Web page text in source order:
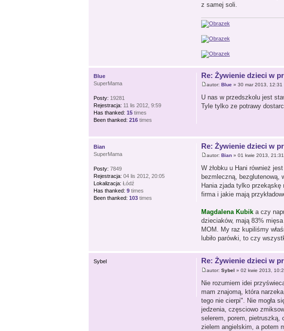
z samej soli.
Re: Żywienie dzieci w
autor: Blue» 30 mar 2013, 12:31
U nas w przedszkolu jest
Tyle tylko ze potrawy
Blue
SuperMama
Posty: 19281
Rejestracja: 11 lis 2012, 9:59
Has thanked: 15 times
Been thanked: 216 times
Re: Żywienie dzieci w
autor: Bian» 01 kwie 2013, 21:31
W żłobku u Hani również
bezmleczną, bezglutenową,
Hania zjada tylko przekąskę
firma i jakie mają
Magdalena Kubika czy
dzieciaków, mają 83%
MOM. My raz kupiliśmy
lubiło parówki, to czy
Bian
SuperMama
Posty: 7849
Rejestracja: 04 lis 2012, 20:05
Lokalizacja: Łódź
Has thanked: 9 times
Been thanked: 103 times
Re: Żywienie dzieci w
autor: Sybel » 02 kwie 2013,
Nie rozumiem idei
mam znajomą, która
tego nie cierpi". Nie mogła
jedzenia, częsciowo
selerem, porem, pietruszką,
zielem angielskim, a potem
Sybel